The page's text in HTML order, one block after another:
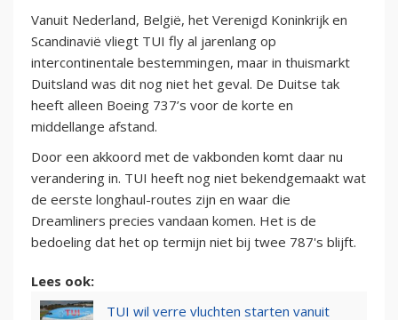
Vanuit Nederland, België, het Verenigd Koninkrijk en
Scandinavië vliegt TUI fly al jarenlang op
intercontinentale bestemmingen, maar in thuismarkt
Duitsland was dit nog niet het geval. De Duitse tak
heeft alleen Boeing 737’s voor de korte en
middellange afstand.
Door een akkoord met de vakbonden komt daar nu
verandering in. TUI heeft nog niet bekendgemaakt wat
de eerste longhaul-routes zijn en waar die
Dreamliners precies vandaan komen. Het is de
bedoeling dat het op termijn niet bij twee 787's blijft.
Lees ook:
TUI wil verre vluchten starten vanuit